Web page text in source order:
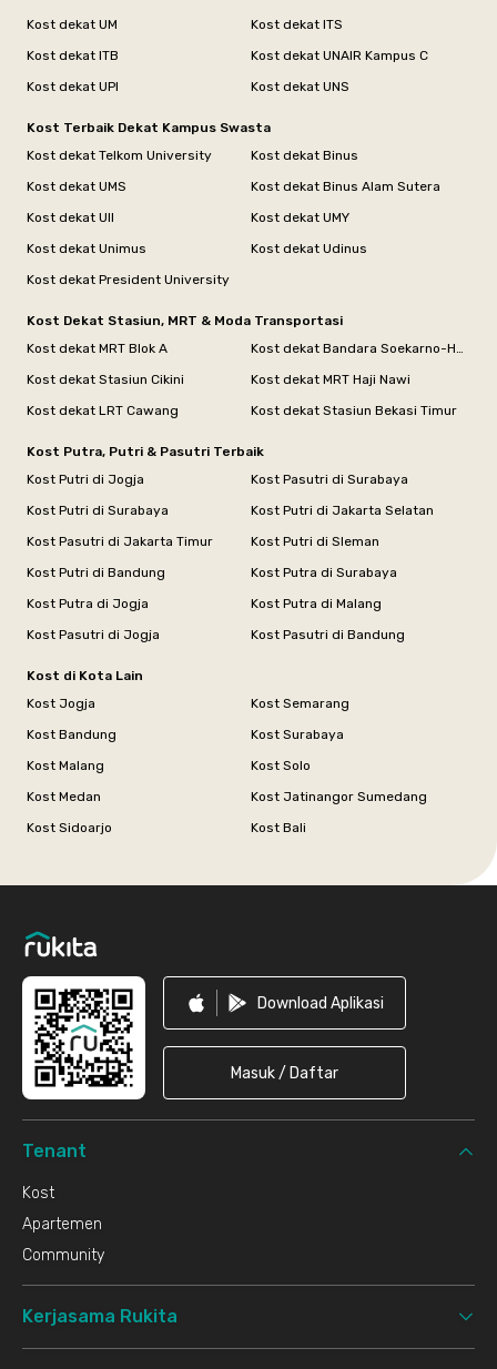
Kost dekat UM
Kost dekat ITS
Kost dekat ITB
Kost dekat UNAIR Kampus C
Kost dekat UPI
Kost dekat UNS
Kost Terbaik Dekat Kampus Swasta
Kost dekat Telkom University
Kost dekat Binus
Kost dekat UMS
Kost dekat Binus Alam Sutera
Kost dekat UII
Kost dekat UMY
Kost dekat Unimus
Kost dekat Udinus
Kost dekat President University
Kost Dekat Stasiun, MRT & Moda Transportasi
Kost dekat MRT Blok A
Kost dekat Bandara Soekarno-Hatta
Kost dekat Stasiun Cikini
Kost dekat MRT Haji Nawi
Kost dekat LRT Cawang
Kost dekat Stasiun Bekasi Timur
Kost Putra, Putri & Pasutri Terbaik
Kost Putri di Jogja
Kost Pasutri di Surabaya
Kost Putri di Surabaya
Kost Putri di Jakarta Selatan
Kost Pasutri di Jakarta Timur
Kost Putri di Sleman
Kost Putri di Bandung
Kost Putra di Surabaya
Kost Putra di Jogja
Kost Putra di Malang
Kost Pasutri di Jogja
Kost Pasutri di Bandung
Kost di Kota Lain
Kost Jogja
Kost Semarang
Kost Bandung
Kost Surabaya
Kost Malang
Kost Solo
Kost Medan
Kost Jatinangor Sumedang
Kost Sidoarjo
Kost Bali
Download Aplikasi
Masuk / Daftar
Tenant
Kost
Apartemen
Community
Kerjasama Rukita